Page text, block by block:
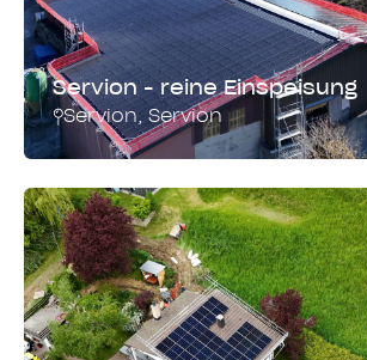
Servion - reine Einspeisung
Servion,Servion
Montagesystem
Dach und Fassade
Leistung
377.2 kWp